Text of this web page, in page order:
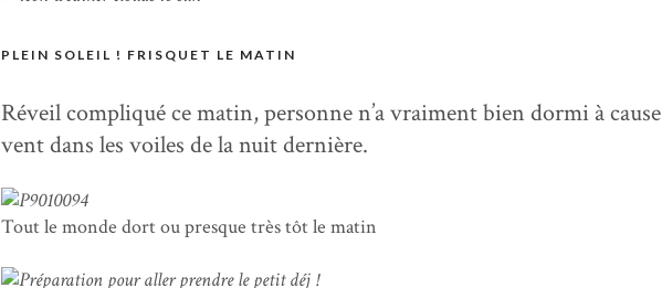
PLEIN SOLEIL ! FRISQUET LE MATIN
Réveil compliqué ce matin, personne n’a vraiment bien dormi à
vent dans les voiles de la nuit dernière.
Tout le monde dort ou presque très tôt le matin